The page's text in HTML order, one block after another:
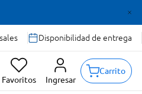
Disponibilidad de entrega
Favoritos Ingresar
Carrito